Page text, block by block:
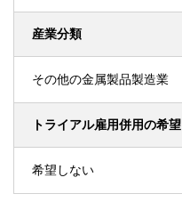
産業分類
その他の金属製品製造業
トライアル雇用併用の希望
希望しない